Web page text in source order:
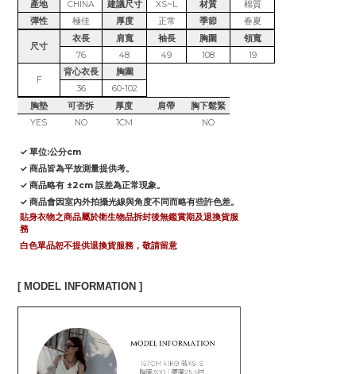
產地 CHINA 建議尺寸 XS~L 材質
棉質
彈性
極佳 厚度 正常 季節 春夏
尺寸
衣長 肩寬 袖長 胸圍
領寬
76
48 49 108 19
F
背心衣長
胸圍
36
60-102
胸墊
可否拆 厚度 肩帶
胸下鬆緊
YES
NO 1CM NO
✓ 單位:公分cm
✓ 商品皆為平放測量提供考。
✓ 商品略有 ±2cm 誤差為正常現象。
✓ 商品會因室內外拍攝光線與角度不同而略有些許色差。
貼身衣物之商品屬於衛生物品拆封後無鑑賞期及退換貨服
務
白色單品恕不提供退換貨服務，敬請留意
[ MODEL INFORMATION ]